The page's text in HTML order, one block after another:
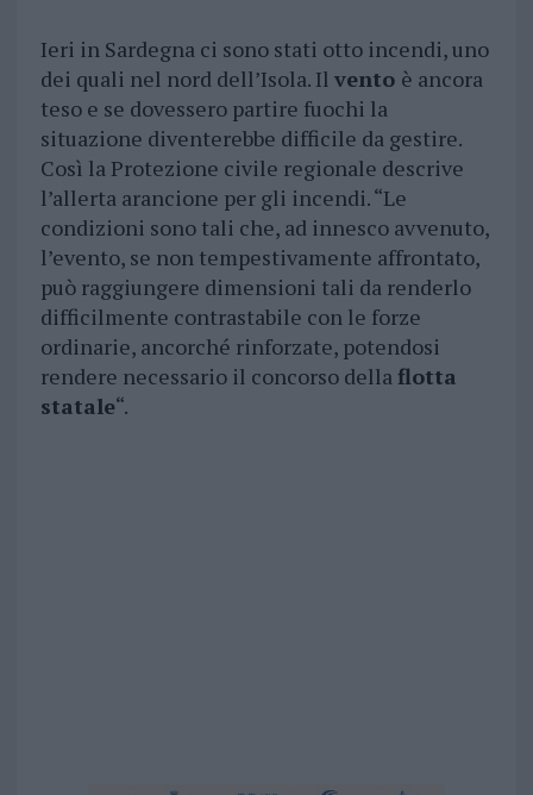
Ieri in Sardegna ci sono stati otto incendi, uno
dei quali nel nord dell’Isola. Il vento è ancora
teso e se dovessero partire fuochi la
situazione diventerebbe difficile da gestire.
Così la Protezione civile regionale descrive
l’allerta arancione per gli incendi. “Le
condizioni sono tali che, ad innesco avvenuto,
l’evento, se non tempestivamente affrontato,
può raggiungere dimensioni tali da renderlo
difficilmente contrastabile con le forze
ordinarie, ancorché rinforzate, potendosi
rendere necessario il concorso dellaflotta
statale“.